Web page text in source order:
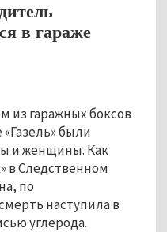
в гараже
из гаражных боксов
были
и женщины. Как
в Следственном
по
наступила в
углерода.